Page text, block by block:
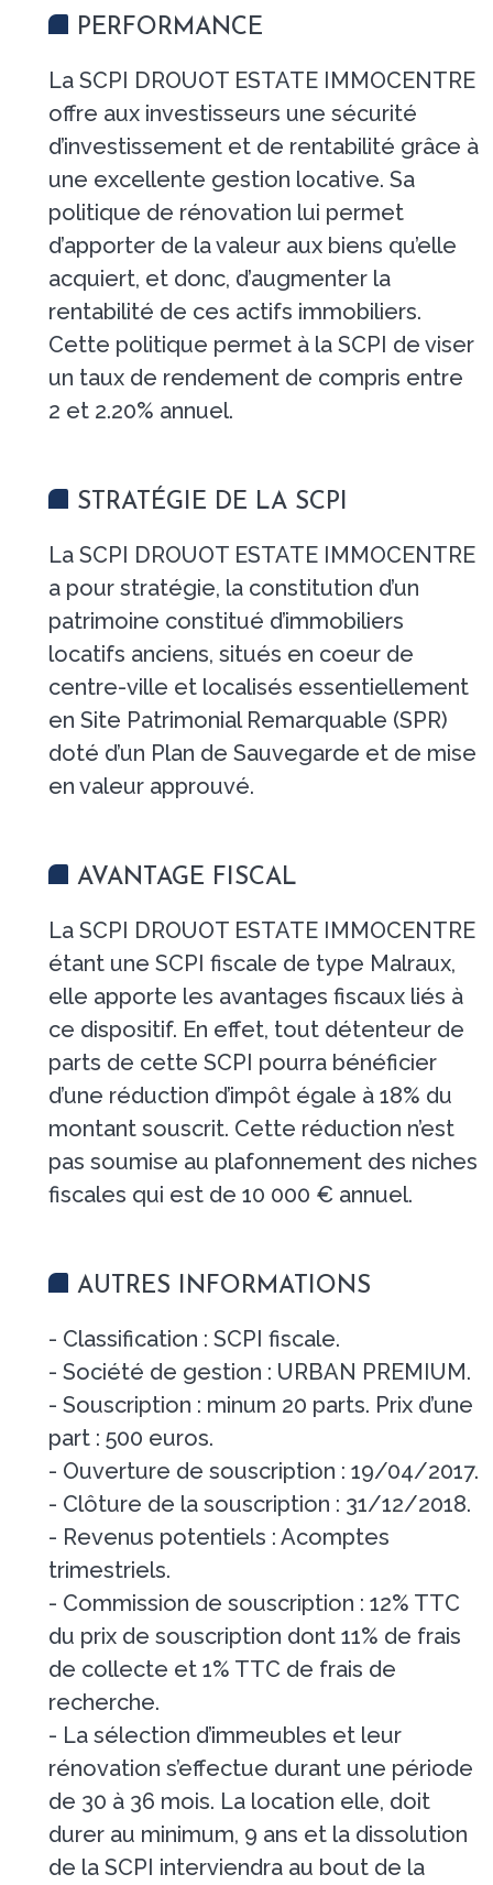
PERFORMANCE
La SCPI DROUOT ESTATE IMMOCENTRE
offre aux investisseurs une sécurité
d’investissement et de rentabilité grâce à
une excellente gestion locative. Sa
politique de rénovation lui permet
d’apporter de la valeur aux biens qu’elle
acquiert, et donc, d’augmenter la
rentabilité de ces actifs immobiliers.
Cette politique permet à la SCPI de viser
un taux de rendement de compris entre
2 et 2.20% annuel.
STRATÉGIE DE LA SCPI
La SCPI DROUOT ESTATE IMMOCENTRE
a pour stratégie, la constitution d’un
patrimoine constitué d’immobiliers
locatifs anciens, situés en coeur de
centre-ville et localisés essentiellement
en Site Patrimonial Remarquable (SPR)
doté d’un Plan de Sauvegarde et de mise
en valeur approuvé.
AVANTAGE FISCAL
La SCPI DROUOT ESTATE IMMOCENTRE
étant une SCPI fiscale de type Malraux,
elle apporte les avantages fiscaux liés à
ce dispositif. En effet, tout détenteur de
parts de cette SCPI pourra bénéficier
d’une réduction d’impôt égale à 18% du
montant souscrit. Cette réduction n’est
pas soumise au plafonnement des niches
fiscales qui est de 10 000 € annuel.
AUTRES INFORMATIONS
- Classification : SCPI fiscale.
- Société de gestion : URBAN PREMIUM.
- Souscription : minum 20 parts. Prix d’une
part : 500 euros.
- Ouverture de souscription : 19/04/2017.
- Clôture de la souscription : 31/12/2018.
- Revenus potentiels : Acomptes
trimestriels.
- Commission de souscription : 12% TTC
du prix de souscription dont 11% de frais
de collecte et 1% TTC de frais de
recherche.
- La sélection d’immeubles et leur
rénovation s’effectue durant une période
de 30 à 36 mois. La location elle, doit
durer au minimum, 9 ans et la dissolution
de la SCPI interviendra au bout de la